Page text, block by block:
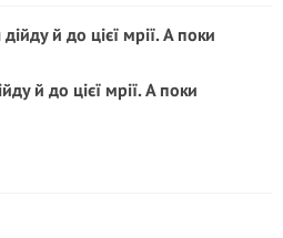
й до цієї мрії. А поки